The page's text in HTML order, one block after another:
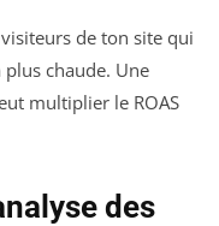
de ton site qui
chaude. Une
multiplier le ROAS
des